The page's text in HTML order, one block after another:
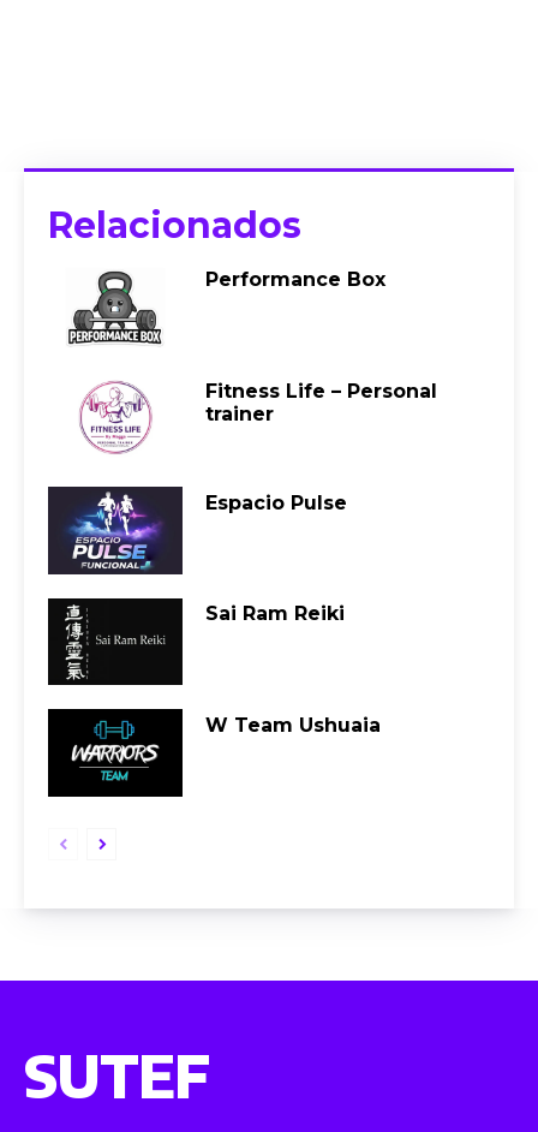
Relacionados
Performance Box
Fitness Life – Personal
trainer
Espacio Pulse
Sai Ram Reiki
W Team Ushuaia
SUTEF